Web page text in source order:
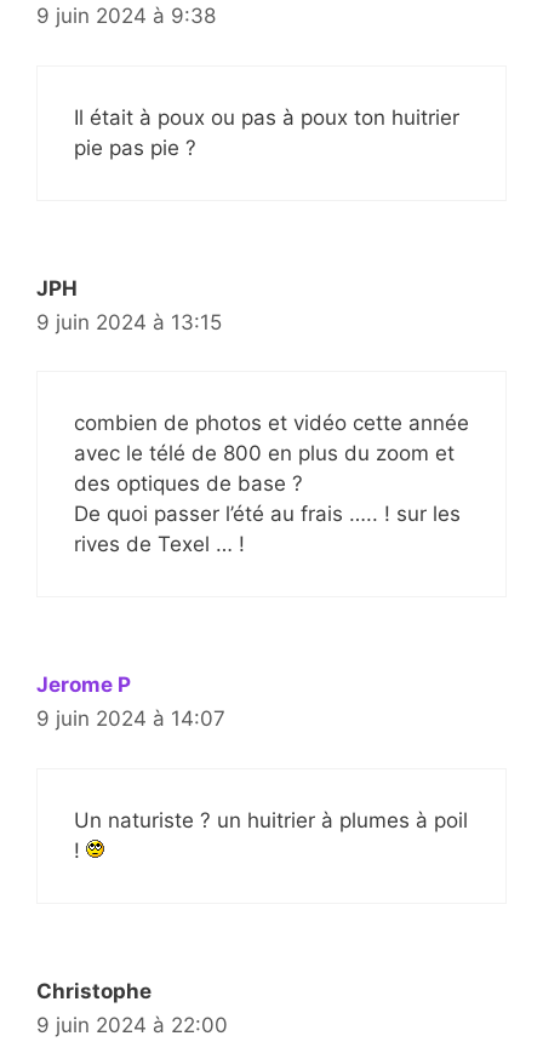
9 juin 2024 à 9:38
Il était à poux ou pas à poux ton huitrier
pie pas pie ?
JPH
9 juin 2024 à 13:15
combien de photos et vidéo cette année
avec le télé de 800 en plus du zoom et
des optiques de base ?
De quoi passer l’été au frais ….. ! sur les
rives de Texel … !
Jerome P
9 juin 2024 à 14:07
Un naturiste ? un huitrier à plumes à poil
!
Christophe
9 juin 2024 à 22:00